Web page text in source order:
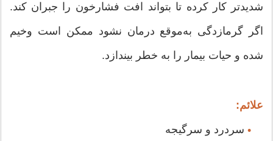
شدیدتر کار کرده تا بتواند افت فشارخون را جبران کند.
اگر گرمازدگی به‌موقع درمان نشود ممکن است وخیم
شده و حیات بیمار را به خطر بیندازد.
علائم:
•سردرد و سرگیجه